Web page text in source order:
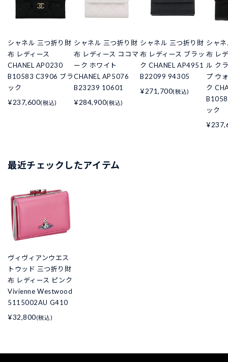
シャネル 三つ折り財
布 レディース
CHANEL AP0230
B10583 C3906 ブラ
ック
¥237,600(税込)
シャネル 三つ折り財
布 レディース ココマ
ーク ホワイト
CHANEL AP5076
B23239 10601
¥284,900(税込)
シャネル 三つ折り財
布 レディース ブラッ
ク CHANEL AP4951
B22099 94305
¥271,700(税込)
シャ
布 レ
ル ク
プ ウ
ク
ック
最近チェックしたアイテム
ヴィヴィアンウエス
トウッド 三つ折り財
布 レディース ピンク
Vivienne Westwood
5115002AU G410
¥32,800(税込)